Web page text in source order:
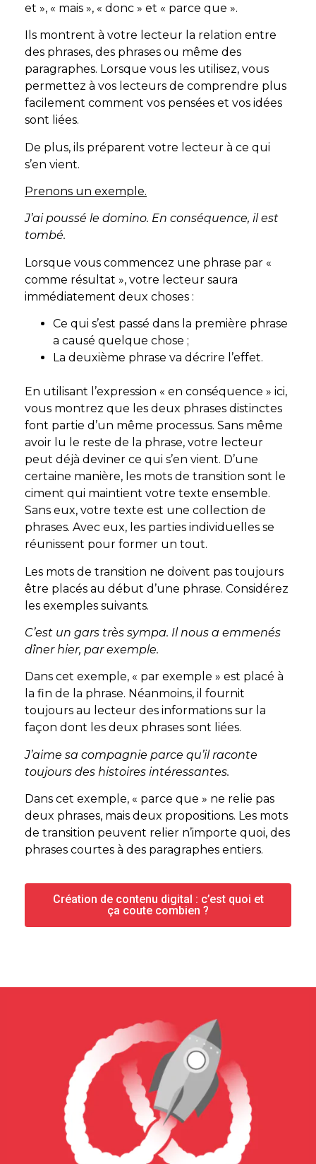
et », « mais », « donc » et « parce que ».
Ils montrent à votre lecteur la relation entre
des phrases, des phrases ou même des
paragraphes. Lorsque vous les utilisez, vous
permettez à vos lecteurs de comprendre plus
facilement comment vos pensées et vos idées
sont liées.
De plus, ils préparent votre lecteur à ce qui
s’en vient.
Prenons un exemple.
J’ai poussé le domino. En conséquence, il est
tombé.
Lorsque vous commencez une phrase par «
comme résultat », votre lecteur saura
immédiatement deux choses :
Ce qui s’est passé dans la première phrase
a causé quelque chose ;
La deuxième phrase va décrire l’effet.
En utilisant l’expression « en conséquence » ici,
vous montrez que les deux phrases distinctes
font partie d’un même processus. Sans même
avoir lu le reste de la phrase, votre lecteur
peut déjà deviner ce qui s’en vient. D’une
certaine manière, les mots de transition sont le
ciment qui maintient votre texte ensemble.
Sans eux, votre texte est une collection de
phrases. Avec eux, les parties individuelles se
réunissent pour former un tout.
Les mots de transition ne doivent pas toujours
être placés au début d’une phrase. Considérez
les exemples suivants.
C’est un gars très sympa. Il nous a emmenés
dîner hier, par exemple.
Dans cet exemple, « par exemple » est placé à
la fin de la phrase. Néanmoins, il fournit
toujours au lecteur des informations sur la
façon dont les deux phrases sont liées.
J’aime sa compagnie parce qu’il raconte
toujours des histoires intéressantes.
Dans cet exemple, « parce que » ne relie pas
deux phrases, mais deux propositions. Les mots
de transition peuvent relier n’importe quoi, des
phrases courtes à des paragraphes entiers.
Création de contenu digital : c’est quoi et
ça coute combien ?